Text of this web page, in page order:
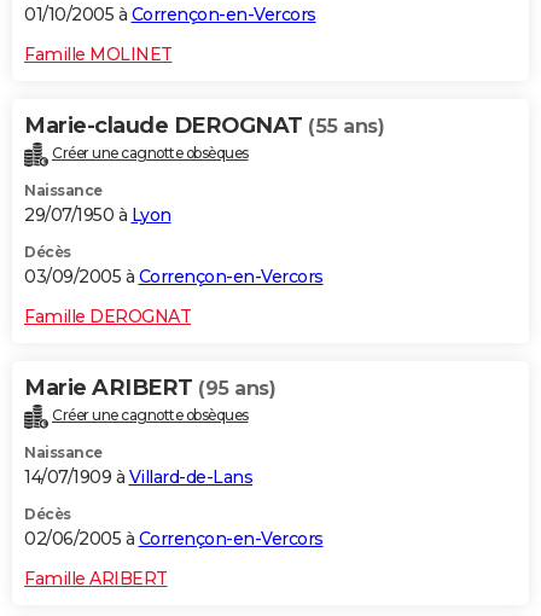
01/10/2005 à Corrençon-en-Vercors
Famille MOLINET
Marie-claude DEROGNAT (55 ans)
Créer une cagnotte obsèques
Naissance
29/07/1950 à Lyon
Décès
03/09/2005 à Corrençon-en-Vercors
Famille DEROGNAT
Marie ARIBERT (95 ans)
Créer une cagnotte obsèques
Naissance
14/07/1909 à Villard-de-Lans
Décès
02/06/2005 à Corrençon-en-Vercors
Famille ARIBERT